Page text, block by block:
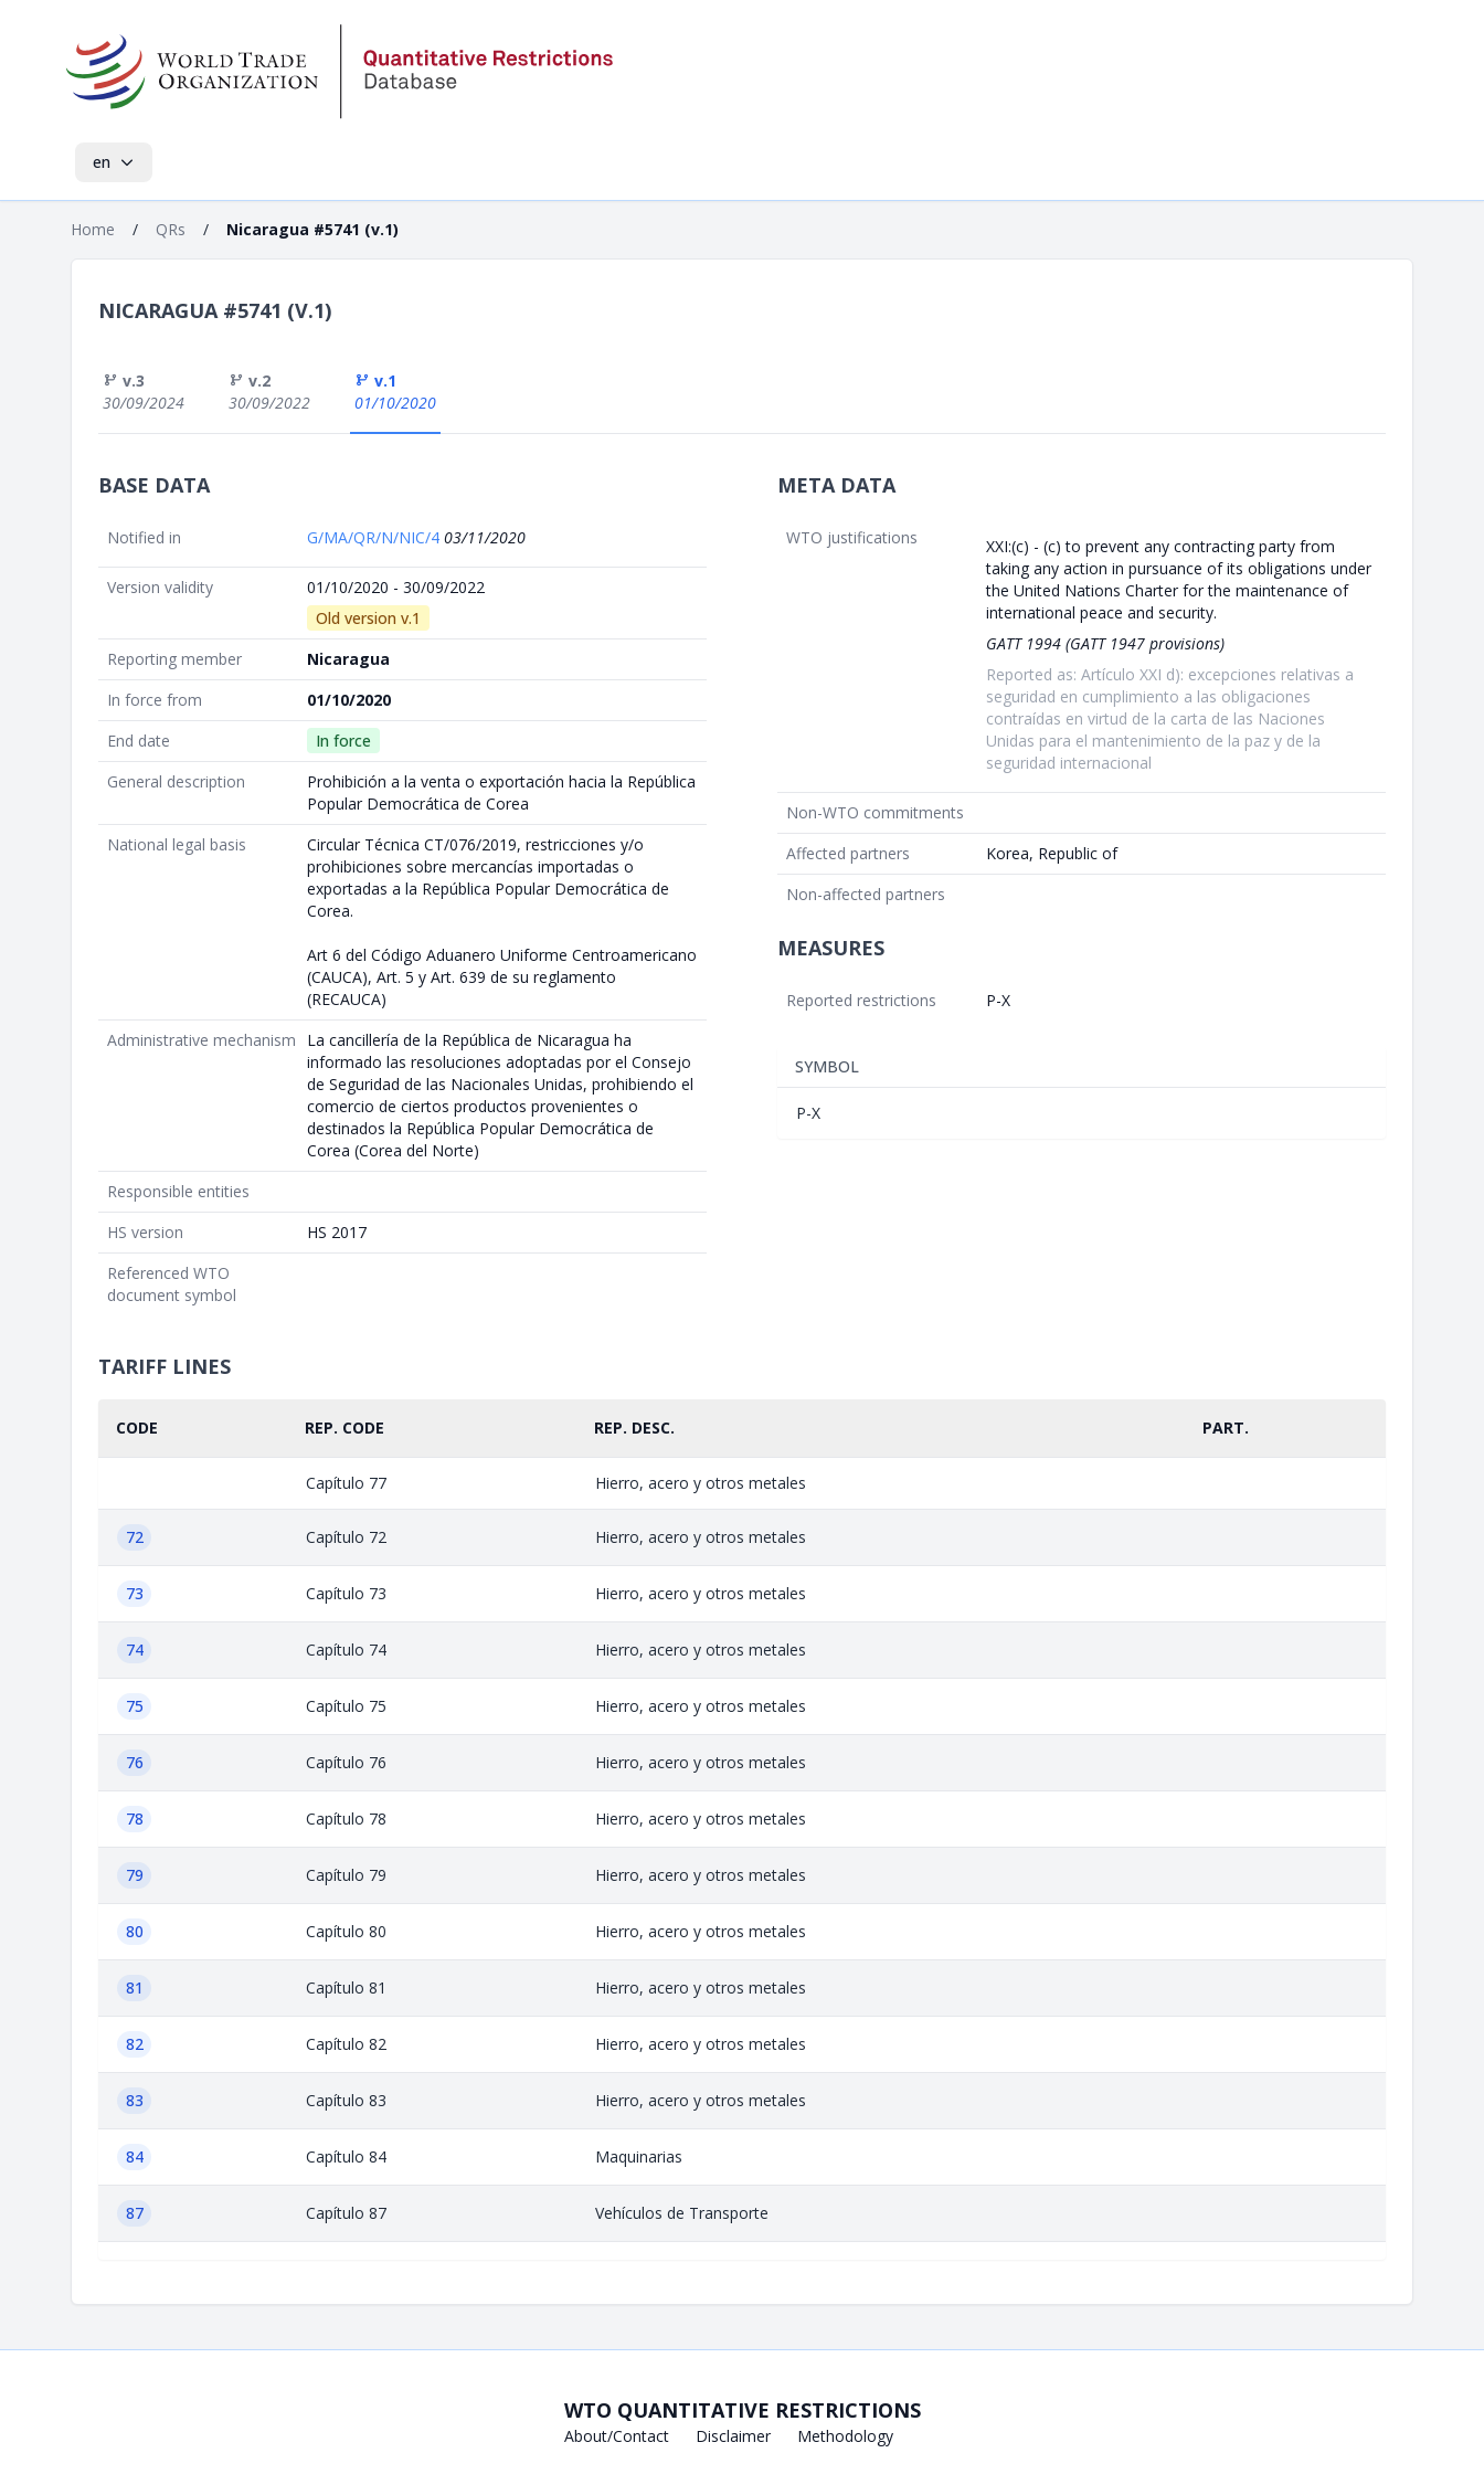
en
Home / QRs / Nicaragua #5741 (v.1)
NICARAGUA #5741 (V.1)
v.3
30/09/2024
v.2
30/09/2022
v.1
01/10/2020
BASE DATA
Notified in G/MA/QR/N/NIC/4 03/11/2020
Version validity
01/10/2020 - 30/09/2022
Old version v.1
Reporting member
Nicaragua
In force from
01/10/2020
End date
In force
General description
Prohibición a la venta o exportación hacia la República
Popular Democrática de Corea
National legal basis
Circular Técnica CT/076/2019, restricciones y/o
prohibiciones sobre mercancías importadas o
exportadas a la República Popular Democrática de
Corea.
Art 6 del Código Aduanero Uniforme Centroamericano
(CAUCA), Art. 5 y Art. 639 de su reglamento
(RECAUCA)
Administrative mechanism
La cancillería de la República de Nicaragua ha
informado las resoluciones adoptadas por el Consejo
de Seguridad de las Nacionales Unidas, prohibiendo el
comercio de ciertos productos provenientes o
destinados la República Popular Democrática de
Corea (Corea del Norte)
Responsible entities
HS version
HS 2017
Referenced WTO
document symbol
META DATA
WTO justifications
XXI:(c) - (c) to prevent any contracting party from
taking any action in pursuance of its obligations under
the United Nations Charter for the maintenance of
international peace and security.
GATT 1994 (GATT 1947 provisions)
Reported as: Artículo XXI d): excepciones relativas a
seguridad en cumplimiento a las obligaciones
contraídas en virtud de la carta de las Naciones
Unidas para el mantenimiento de la paz y de la
seguridad internacional
Non-WTO commitments
Affected partners
Korea, Republic of
Non-affected partners
MEASURES
Reported restrictions P-X
SYMBOL
P-X
TARIFF LINES
CODE REP. CODE REP. DESC. PART.
Capítulo 77 Hierro, acero y otros metales
72 Capítulo 72 Hierro, acero y otros metales
73 Capítulo 73 Hierro, acero y otros metales
74 Capítulo 74 Hierro, acero y otros metales
75 Capítulo 75 Hierro, acero y otros metales
76 Capítulo 76 Hierro, acero y otros metales
78 Capítulo 78 Hierro, acero y otros metales
79 Capítulo 79 Hierro, acero y otros metales
80 Capítulo 80 Hierro, acero y otros metales
81 Capítulo 81 Hierro, acero y otros metales
82 Capítulo 82 Hierro, acero y otros metales
83 Capítulo 83 Hierro, acero y otros metales
84 Capítulo 84 Maquinarias
87 Capítulo 87 Vehículos de Transporte
WTO QUANTITATIVE RESTRICTIONS
About/Contact Disclaimer Methodology